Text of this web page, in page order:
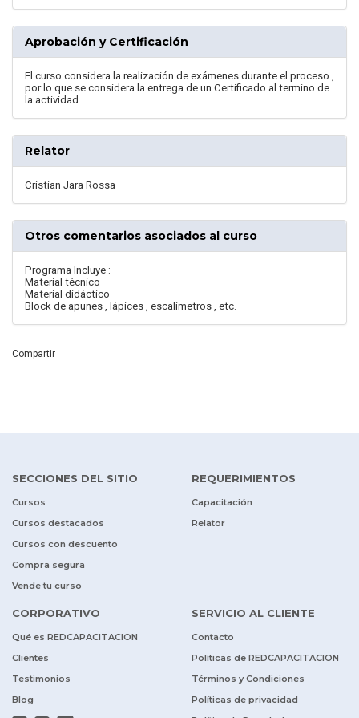
Aprobación y Certificación
El curso considera la realización de exámenes durante el proceso ,
por lo que se considera la entrega de un Certificado al termino de
la actividad
Relator
Cristian Jara Rossa
Otros comentarios asociados al curso
Programa Incluye :
Material técnico
Material didáctico
Block de apunes , lápices , escalímetros , etc.
Compartir
SECCIONES DEL SITIO
Cursos
Cursos destacados
Cursos con descuento
Compra segura
Vende tu curso
REQUERIMIENTOS
Capacitación
Relator
CORPORATIVO
Qué es REDCAPACITACION
Clientes
Testimonios
Blog
SERVICIO AL CLIENTE
Contacto
Políticas de REDCAPACITACION
Términos y Condiciones
Políticas de privacidad